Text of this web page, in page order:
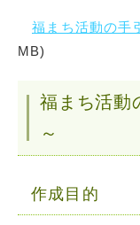
福まち活動の手
MB)
福まち活
～
作成目的